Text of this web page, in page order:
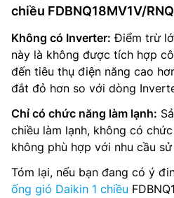
chiều FDBNQ18MV1V/
Không có Inverter: Điểm trừ
này là không được tích hợp
đến tiêu thụ điện năng cao
đắt đỏ hơn so với dòng
Chỉ có chức năng làm lạnh:
chiều làm lạnh, không có
không phù hợp với nhu cầu
Tóm lại, nếu bạn đang có ý
ống gió Daikin 1 chiều